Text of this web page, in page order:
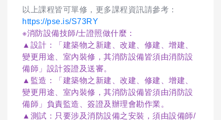
以上課程皆可單修，更多課程資訊請參考：
https://pse.is/S73RY
※消防設備技師/士證照做什麼：
▲設計：「建築物之新建、改建、修建、增建、
變更用途、室內裝修，其消防設備皆須由消防設
備師」設計簽證及送審。
▲監造：「建築物之新建、改建、修建、增建、
變更用途、室內裝修，其消防設備皆須由消防設
備師」負責監造、簽證及辦理會勘作業。
▲測試：只要涉及消防設備之安裝，須由設備師/